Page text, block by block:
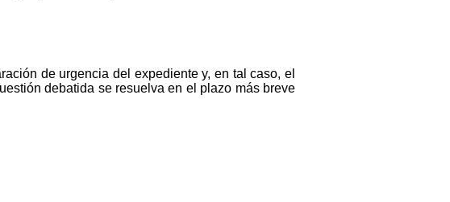
de urgencia del expediente y, en tal caso, el
debatida se resuelva en el plazo más breve